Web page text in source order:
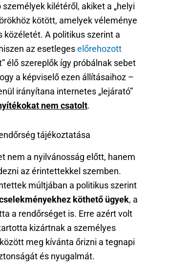
kilétéről, akiket a „helyi
kötött, amelyek véleménye
közéletét. A politikus szerint a
az esetlegeselőrehozott
élő szereplők így próbálnak sebet
a képviselő ezen állításaihoz –
irányítana internetes „lejárató”
nem csatolt.
tájékoztatása
nem a nyilvánosság előtt, hanem
az érintettekkel szemben.
múltjában a politikus szerint
köthető ügyek, a
a rendőrséget is. Erre azért volt
kizártnak a személyes
meg kívánta őrizni a tegnapi
és nyugalmát.